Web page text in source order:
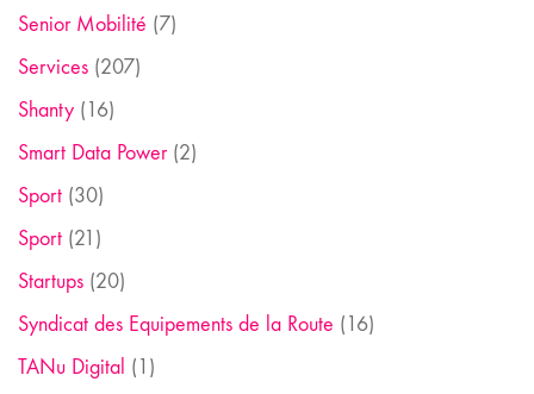
Senior Mobilité (7)
Services (207)
Shanty (16)
Smart Data Power(2)
Sport (30)
Sport (21)
Startups (20)
Syndicat des Equipements de la Route (16)
TANu Digital (1)